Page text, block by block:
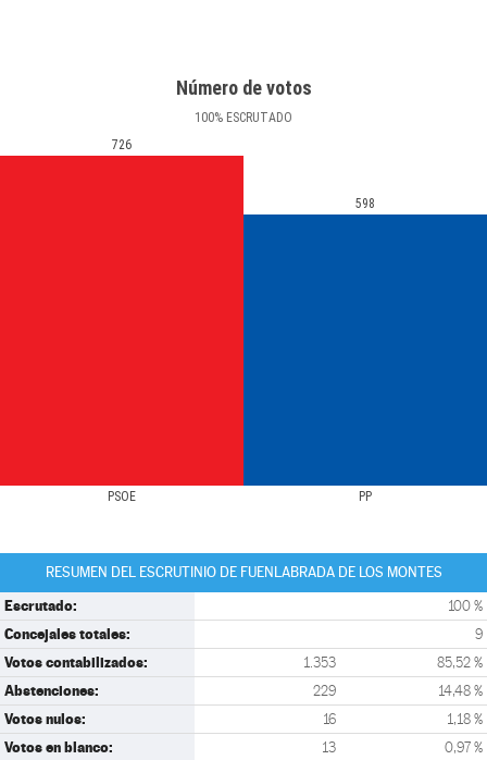
Número de votos
100% ESCRUTADO
PSOE PP
726
598
RESUMEN DEL ESCRUTINIO DE FUENLABRADA DE LOS MONTES
Escrutado: 100 %
Concejales totales: 9
Votos contabilizados: 1.353 85,52 %
Abstenciones: 229 14,48 %
Votos nulos: 16 1,18 %
Votos en blanco: 13 0,97 %